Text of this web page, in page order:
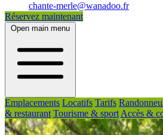
chante-merle@wanadoo.fr
Réservez maintenant
Open main menu
Emplacements Locatifs Tarifs
& restaurant Tourisme & sport Accès &